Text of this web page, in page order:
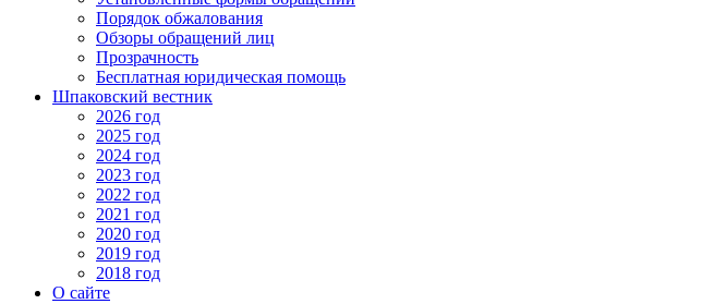
Порядок обжалования
Обзоры обращений лиц
Прозрачность
Бесплатная юридическая помощь
Шпаковский вестник
2026 год
2025 год
2024 год
2023 год
2022 год
2021 год
2020 год
2019 год
2018 год
О сайте